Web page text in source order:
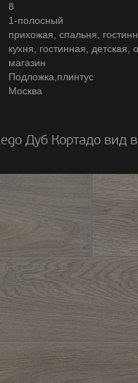
8
1-полосный
прихожая, спальня,
кухня, гостинная, детская,
магазин
Подложка,плинтус
Москва
Дуб Кортадо вид в